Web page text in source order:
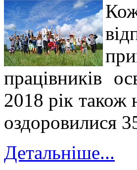
працівників
2018 рік також
оздоровилися
Детальніше...